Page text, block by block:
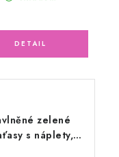
zelené
s náplety,